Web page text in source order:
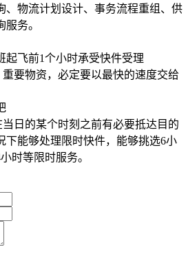
、物流计划设计、事务流程重组、供
务。
起飞前1个小时承受快件受理
要物资，必定要以最快的速度交给
日的某个时刻之前有必要抵达目的
下能够处理限时快件，能够挑选6小
时等限时服务。